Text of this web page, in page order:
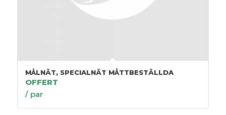
MÅLNÄT, SPECIALNÄT MÅTTBESTÄLLDA
OFFERT
/ par